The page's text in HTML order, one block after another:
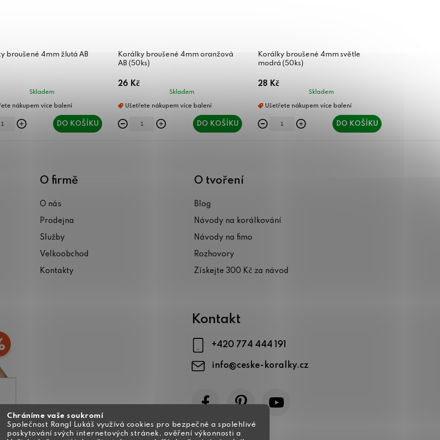
Chráníme vaše soukromí
Společnost Rangl Lukáš využívá cookies pro bezpečné a spolehlivé
poskytování svých internetových stránek, ověření výkonnosti a
broušené 4mm žlutá AB
Skladem
DO KOŠÍKU
Korálky broušené 4mm oranžová
AB (50ks)
26 Kč
Skladem
DO KOŠÍKU
Korálky broušené 4mm světle
modrá (50ks)
28 Kč
Skladem
DO KOŠÍKU
O firmě
O nás
Prodejna
Služby
Velkoobchod
Kontakty
O tvoření
Blog
Návody na korálkování
Návody na fimo
Rozhovory
Získejte 300 Kč za návod
Kontakt
info@ceske-koralky.cz
+420 774 444 191